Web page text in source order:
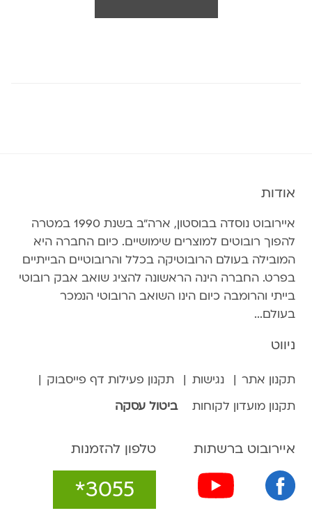
אודות
איירובוט נוסדה בבוסטון, ארה״ב בשנת 1990 במטרה
להפוך רובוטים למוצרים שימושיים. כיום החברה היא
המובילה בעולם הרובוטיקה בכלל והרובוטיים הבייתיים
בפרט. החברה הינה הראשונה להציג שואב אבק רובוטי
בייתי והרומבה כיום הינו השואב הרובוטי הנמכר
בעולם...
ניווט
תקנון אתר נגישות
תקנון פעילות דף פייסבוק
תקנון מועדון לקוחות
ביטול עסקה
איירובוט ברשתות טלפון להזמנות
*3055